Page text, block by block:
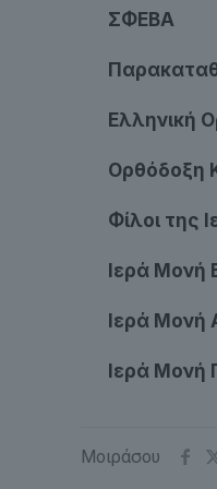
ΣΦΕΒΑ
Ελληνική
Ορθόδοξη
Φίλοι της
Ιερά Μονή
Ιερά
Ιερά
Μοιράσου